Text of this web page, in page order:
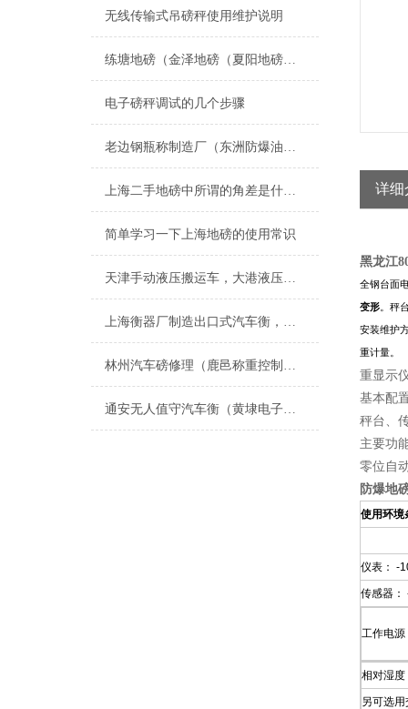
无线传输式吊磅秤使用维护说明
练塘地磅（金泽地磅（夏阳地磅（盈浦地磅）香花桥地磅）奉贤地磅维修
电子磅秤调试的几个步骤
老边钢瓶称制造厂（东洲防爆油桶称（宽甸电子秤）太平隔爆电子磅称维修
上海二手地磅中所谓的角差是什么呢
简单学习一下上海地磅的使用常识
天津手动液压搬运车，大港液压搬运秤，叉车秤
上海衡器厂制造出口式汽车衡，浙江出口式地磅，江苏出口式电子地磅厂家
林州汽车磅修理（鹿邑称重控制模块（焦作称重模块安装）沈丘称重模块维修
通安无人值守汽车衡（黄埭电子秤）太平便携式汽车衡）光福汽车衡维修
详细
黑龙江
全钢台面
变形。秤
安装维护
重计量。
重显示
基本配
秤台、
主要功
零位自
防爆地
使用环境
仪表： -
传感器
工作电
相对湿
另可选